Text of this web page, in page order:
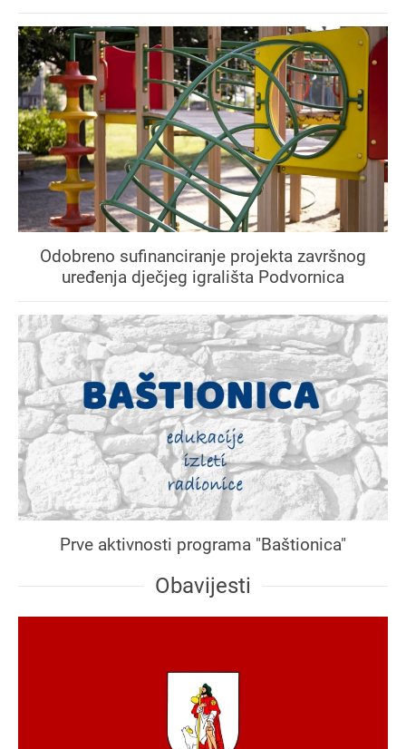
Odobreno sufinanciranje projekta završnog
uređenja dječjeg igrališta Podvornica
Prve aktivnosti programa "Baštionica"
Obavijesti